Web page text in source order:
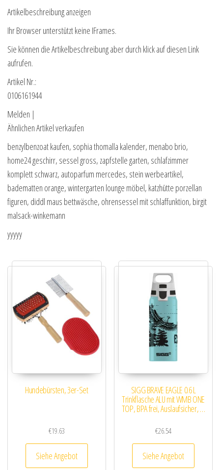
Artikelbeschreibung anzeigen
Ihr Browser unterstützt keine IFrames.
Sie können die Artikelbeschreibung aber durch klick auf diesen Link
aufrufen.
Artikel Nr.:
0106161944
Melden |
Ähnlichen Artikel verkaufen
benzylbenzoat kaufen, sophia thomalla kalender, menabo brio,
home24 geschirr, sessel gross, zapfstelle garten, schlafzimmer
komplett schwarz, autoparfum mercedes, stein werbeartikel,
badematten orange, wintergarten lounge möbel, katzhütte porzellan
figuren, diddl maus bettwäsche, ohrensessel mit schlaffunktion, birgit
malsack-winkemann
yyyyy
Hundebürsten, 3er-Set
€19.63
Siehe Angebot
SIGG BRAVE EAGLE 0.6 L
Trinkflasche ALU mit WMB ONE
TOP, BPA frei, Auslaufsicher, …
€26.54
Siehe Angebot